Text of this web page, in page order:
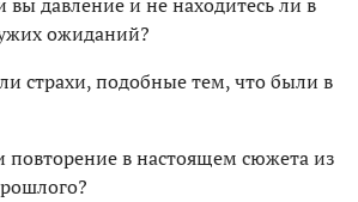
ожиданий?
страхи, подобные тем, что были в
в настоящем сюжета из